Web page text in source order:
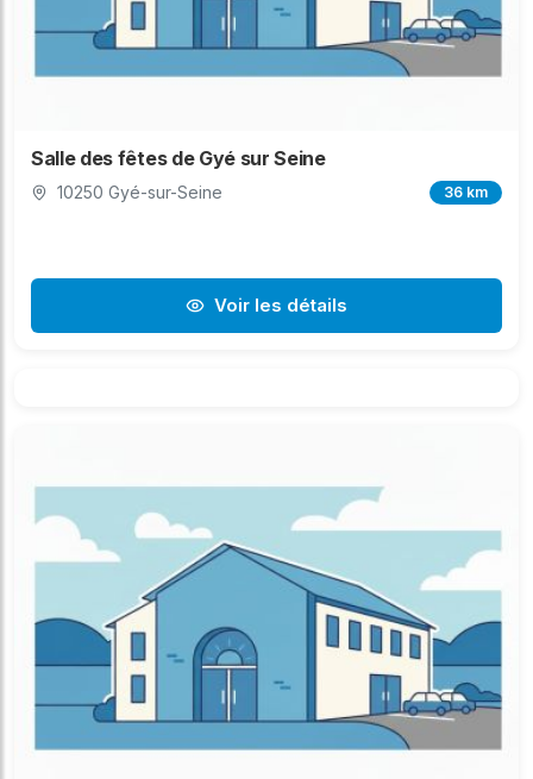
Salle des fêtes de Gyé sur Seine
10250 Gyé-sur-Seine 36 km
Voir les détails